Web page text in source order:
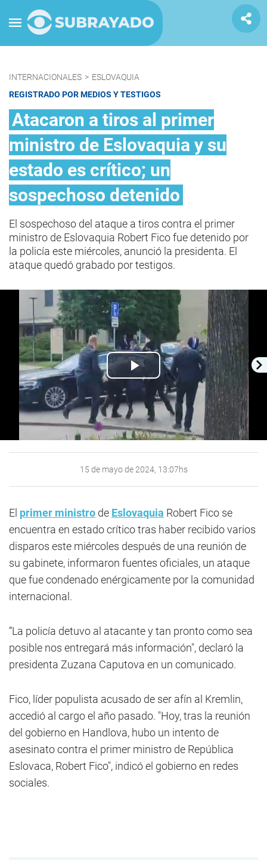
INTERNACIONALES > ESLOVAQUIA
REGISTRADO POR MEDIOS Y TESTIGOS
Atacaron a tiros al primer
ministro de Eslovaquia y su
estado es crítico; un
sospechoso detenido
El sospechoso del ataque a tiros contra el primer
ministro de Eslovaquia Robert Fico fue detenido por
la policía este miércoles, anunció la presidenta. El
ataque quedó grabado por testigos.
Play
Video
15 de mayo de 2024, 13:07hs
El primer ministro de Eslovaquia Robert Fico se
encuentra en estado crítico tras haber recibido varios
disparos este miércoles después de una reunión de
su gabinete, informaron fuentes oficiales, un ataque
que fue condenado enérgicamente por la comunidad
internacional.
“La policía detuvo al atacante y tan pronto como sea
posible nos entregará más información", declaró la
presidenta Zuzana Caputova en un comunicado.
Fico, líder populista acusado de ser afín al Kremlin,
accedió al cargo el año pasado. "Hoy, tras la reunión
del gobierno en Handlova, hubo un intento de
asesinato contra el primer ministro de República
Eslovaca, Robert Fico", indicó el gobierno en redes
sociales.